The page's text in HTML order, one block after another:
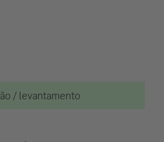
/ levantamento